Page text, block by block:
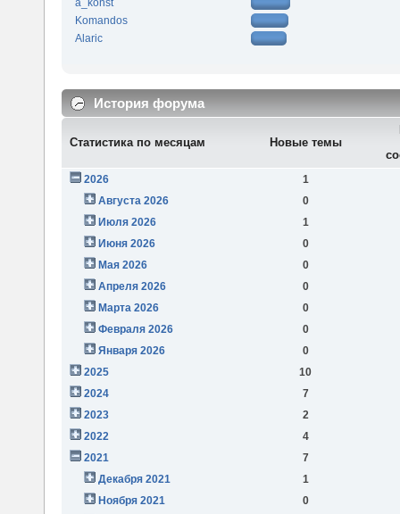
a_konst
Komandos
Alaric
История форума
Статистика по месяцам Новые темы
2026
1
Августа 2026
0
Июля 2026
1
Июня 2026
0
Мая 2026
0
Апреля 2026
0
Марта 2026
0
Февраля 2026
0
Января 2026
0
2025
10
2024
7
2023
2
2022
4
2021
7
Декабря 2021
1
Ноября 2021
0